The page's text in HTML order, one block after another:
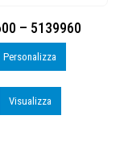
– 5139960
Personalizza
Visualizza